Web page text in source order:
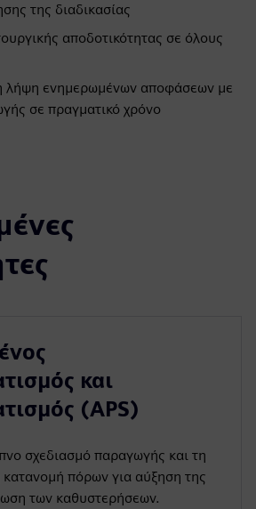
της διαδικασίας
αποδοτικότητας σε όλους
λήψη ενημερωμένων αποφάσεων με
σε πραγματικό χρόνο
και
(APS)
σχεδιασμό παραγωγής και τη
κατανομή πόρων για αύξηση της
των καθυστερήσεων.